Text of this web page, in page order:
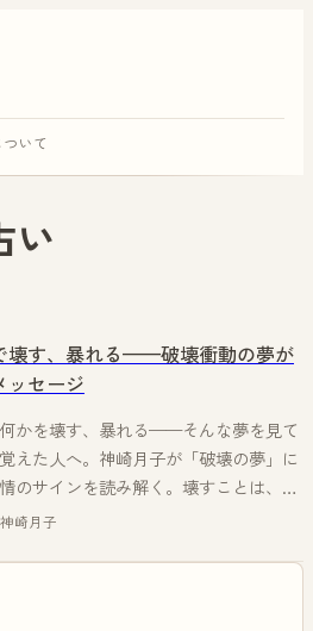
いて
い
壊す、暴れる——破壊衝動の夢が
ッセージ
かを壊す、暴れる——そんな夢を見て
えた人へ。神崎月子が「破壊の夢」に
のサインを読み解く。壊すことは、実
まりかもしれない。
神崎月子